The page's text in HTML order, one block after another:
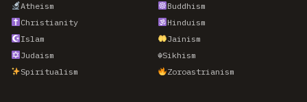
Atheism
Buddhism
Christianity
Hinduism
Islam
Jainism
Judaism
☬Sikhism
Spiritualism
Zoroastrianism